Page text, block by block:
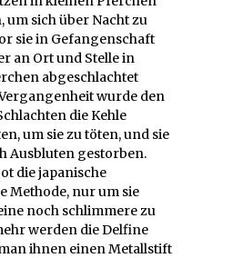
um sich über Nacht zu
sie in Gefangenschaft
an Ort und Stelle in
abgeschlachtet
wurde den
die Kehle
um sie zu töten, und sie
Ausbluten gestorben.
die japanische
Methode, nur um sie
noch schlimmere zu
werden die Delfine
ihnen einen Metallstift